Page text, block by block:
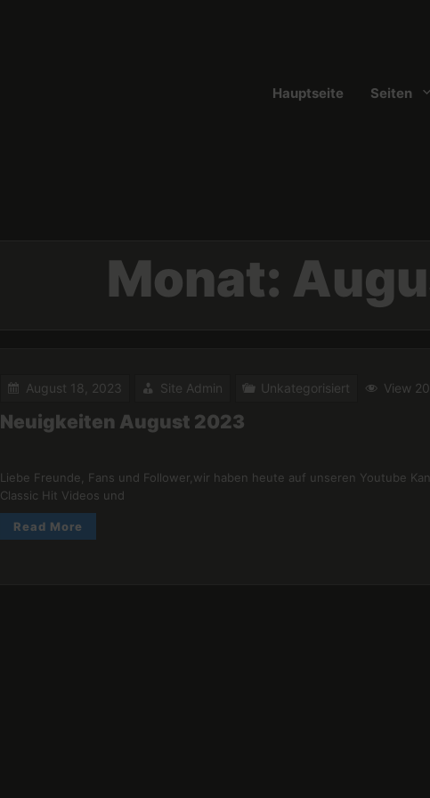
Hauptseite Seiten
Monat:
August 18, 2023 Site Admin Unkategorisiert View
Neuigkeiten August 2023
Liebe Freunde, Fans und Follower,wir haben heute auf unseren Youtube
Classic Hit Videos und
Read More